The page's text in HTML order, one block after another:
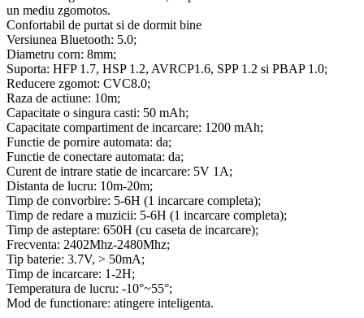
un mediu zgomotos.
Confortabil de purtat si de dormit bine
Versiunea Bluetooth: 5.0;
Diametru corn: 8mm;
Suporta: HFP 1.7, HSP 1.2, AVRCP1.6, SPP 1.2 si PBAP 1.0;
Reducere zgomot: CVC8.0;
Raza de actiune: 10m;
Capacitate o singura casti: 50 mAh;
Capacitate compartiment de incarcare: 1200 mAh;
Functie de pornire automata: da;
Functie de conectare automata: da;
Curent de intrare statie de incarcare: 5V 1A;
Distanta de lucru: 10m-20m;
Timp de convorbire: 5-6H (1 incarcare completa);
Timp de redare a muzicii: 5-6H (1 incarcare completa);
Timp de asteptare: 650H (cu caseta de incarcare);
Frecventa: 2402Mhz-2480Mhz;
Tip baterie: 3.7V, > 50mA;
Timp de incarcare: 1-2H;
Temperatura de lucru: -10°~55°;
Mod de functionare: atingere inteligenta.